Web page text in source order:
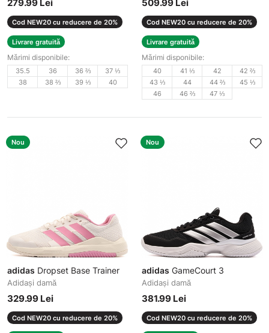
279.99 Lei
Cod NEW20 cu reducere de 20%
Livrare gratuită
Mărimi disponibile:
35.5 36 36 ⅔
37 ⅓
38
38 ⅔ 39 ⅓ 40
509.99 Lei
Cod NEW20 cu reducere de 20%
Livrare gratuită
Mărimi disponibile:
40 41 ⅓ 42
42 ⅔
43 ⅓
44 44 ⅔
45 ⅓
46
46 ⅔ 47 ⅓
Nou
adidas Dropset Base Trainer
Adidași damă
329.99 Lei
Cod NEW20 cu reducere de 20%
Nou
adidas GameCourt 3
Adidași damă
381.99 Lei
Cod NEW20 cu reducere de 20%